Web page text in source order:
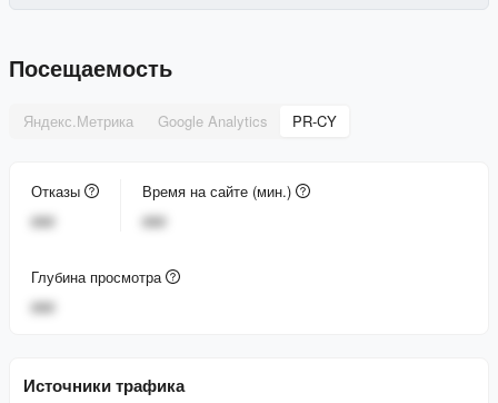
Посещаемость
Яндекс.Метрика Google Analytics PR-CY
Отказы
###
Время на сайте (мин.)
###
Глубина просмотра
###
Источники трафика